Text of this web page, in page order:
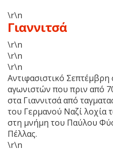
\r\n
Γιαννιτσά
\r\n
\r\n
\r\n
Αντιφασιστικό
αγωνιστών που πριν από
στα Γιαννιτσά από
του Γερμανού Ναζί λοχία
στη μνήμη του Παύλου
Πέλλας.
\r\n